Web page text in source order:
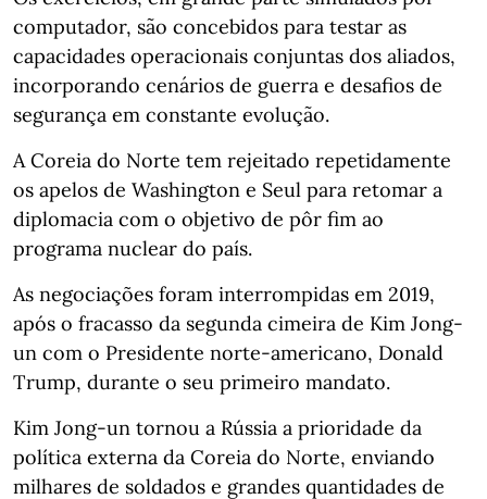
computador, são concebidos para testar as
capacidades operacionais conjuntas dos aliados,
incorporando cenários de guerra e desafios de
segurança em constante evolução.
A Coreia do Norte tem rejeitado repetidamente
os apelos de Washington e Seul para retomar a
diplomacia com o objetivo de pôr fim ao
programa nuclear do país.
As negociações foram interrompidas em 2019,
após o fracasso da segunda cimeira de Kim Jong-
un com o Presidente norte-americano, Donald
Trump, durante o seu primeiro mandato.
Kim Jong-un tornou a Rússia a prioridade da
política externa da Coreia do Norte, enviando
milhares de soldados e grandes quantidades de